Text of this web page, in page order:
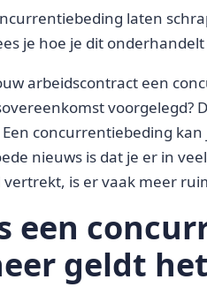
laten
je hoe je dit
arbeidscontract een
voorgelegd?
concurrentiebeding
nieuws is dat je er in
vertrekt, is er vaak meer
een
geldt het